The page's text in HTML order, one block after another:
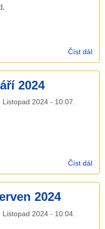
Číst dál
a
2024
Listopad 2024 - 10:07.
Číst dál
a
2024
Listopad 2024 - 10:04.